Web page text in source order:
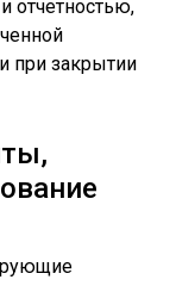
отчетностью,
при закрытии